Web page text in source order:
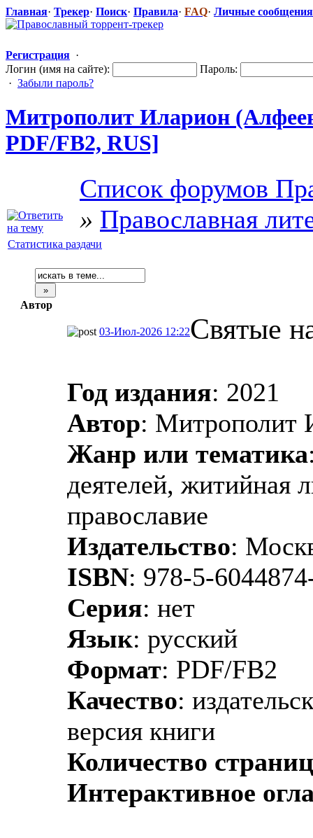
Главная· Трекер· Поиск· Правила· FAQ· Личные сообщения
Регистрация ·
Логин (имя на сайте):
Пароль:
· Забыли пароль?
Митрополит Иларион
PDF/FB2, RUS]
Список форумов
» Православная
Статистика раздачи
Автор
03-Июл-2026 12:22Святые
Год издания: 2021
Автор: Митрополит
Жанр или тематика
деятелей, житийная
православие
Издательство:
ISBN: 978-5-
Серия: нет
Язык: русский
Формат: PDF/FB2
Качество:
версия книги
Количество страниц
Интерактивное